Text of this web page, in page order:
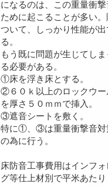
になるのは、この重量衝
ために起こることが多い
ついて、しっかり性能が
る。
もう既に問題が生じてし
る必要がある。
①床を浮き床とする。
②６０ｋ以上のロックウー
を厚さ５０ｍｍで挿入。
③遮音シートを敷く。
特に①、③は重量衝撃音対
の為に行う。
床防音工事費用はインフ
グ等仕上材別で平米あた